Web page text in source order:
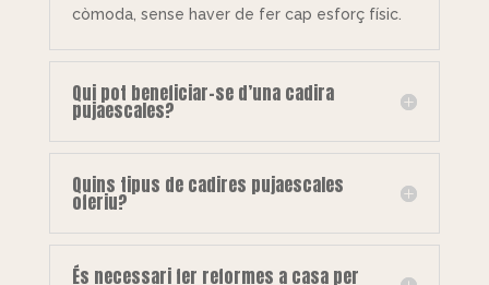
còmoda, sense haver de fer cap esforç físic.
Qui pot beneficiar-se d’una cadira
pujaescales?
Quins tipus de cadires pujaescales
oferiu?
És necessari fer reformes a casa per